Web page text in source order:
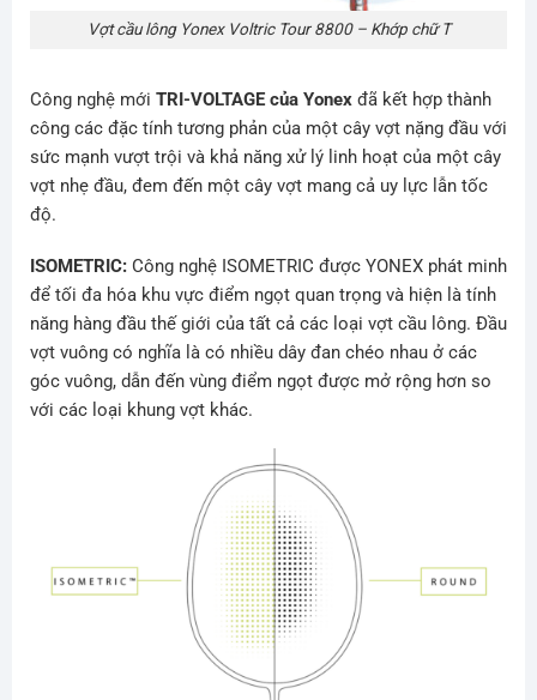
Vợt cầu lông Yonex Voltric Tour 8800 – Khớp chữ T
Công nghệ mới TRI-VOLTAGE của Yonexđã kết hợp thành
công các đặc tính tương phản của một cây vợt nặng đầu với
sức mạnh vượt trội và khả năng xử lý linh hoạt của một cây
vợt nhẹ đầu, đem đến một cây vợt mang cả uy lực lẫn tốc
độ.
ISOMETRIC: Công nghệ ISOMETRIC được YONEX phát minh
để tối đa hóa khu vực điểm ngọt quan trọng và hiện là tính
năng hàng đầu thế giới của tất cả các loại vợt cầu lông. Đầu
vợt vuông có nghĩa là có nhiều dây đan chéo nhau ở các
góc vuông, dẫn đến vùng điểm ngọt được mở rộng hơn so
với các loại khung vợt khác.